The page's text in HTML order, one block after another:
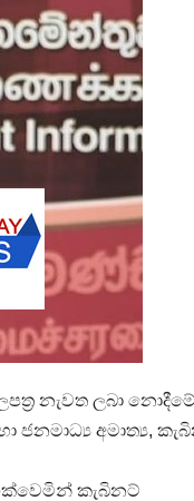
නැවත ලබා
ජනමාධ්‍ය අමාත්‍ය,
කැබිනට්